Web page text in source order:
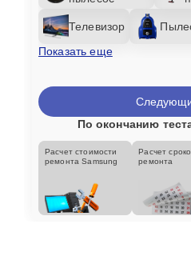
Телевизор
Показать еще
По окончанию
Расчет стоимости
ремонта Samsung
Расчет
ремонта